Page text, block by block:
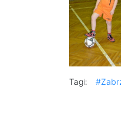
Tagi: